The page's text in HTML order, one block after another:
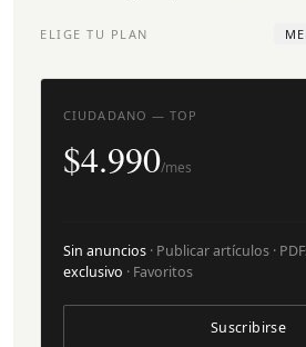
ELIGE TU PLAN
CIUDADANO — TOP
$4.990/mes
Sin anuncios · Publicar artículos ·
exclusivo · Favoritos
Suscribirse